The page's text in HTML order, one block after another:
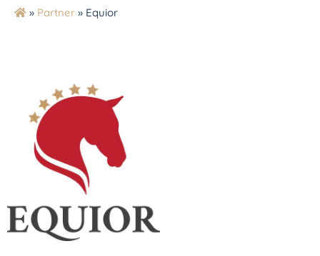
» Partner » Equior